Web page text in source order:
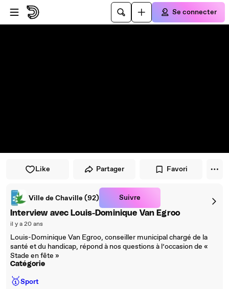
Passer au player
Passer au contenu principal
Se connecter
Like Partager Favori
Ville de Chaville (92) Suivre
Interview avec Louis-Dominique Van Egroo
il y a 20 ans
Louis-Dominique Van Egroo, conseiller municipal chargé de la
santé et du handicap, répond à nos questions à l’occasion de «
Stade en fête »
Catégorie
🥇Sport